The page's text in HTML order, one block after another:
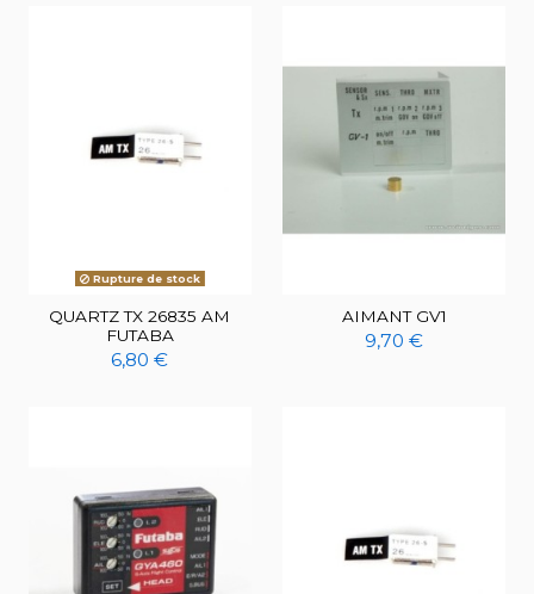
Rupture de stock
QUARTZ TX 26835 AM
FUTABA
6,80 €
AIMANT GV1
9,70 €